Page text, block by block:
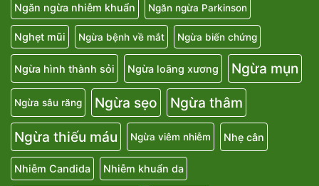
Ngăn ngừa nhiễm khuẩn Ngăn ngừa Parkinson
Nghẹt mũi Ngừa bệnh về mắt Ngừa biến chứng
Ngừa hình thành sỏi Ngừa loãng xương Ngừa mụn
Ngừa sâu răng Ngừa sẹo
Ngừa thâm
Ngừa thiếu máu
Ngừa viêm nhiễm Nhẹ cân
Nhiễm Candida Nhiễm khuẩn da